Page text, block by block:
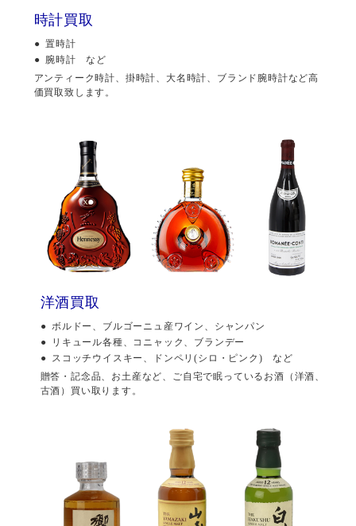
時計買取
置時計
腕時計 など
アンティーク時計、掛時計、大名時計、ブランド腕時計など高
価買取致します。
洋酒買取
ボルドー、ブルゴーニュ産ワイン、シャンパン
リキュール各種、コニャック、ブランデー
スコッチウイスキー、ドンペリ(シロ・ピンク) など
贈答・記念品、お土産など、ご自宅で眠っているお酒（洋酒、
古酒）買い取ります。